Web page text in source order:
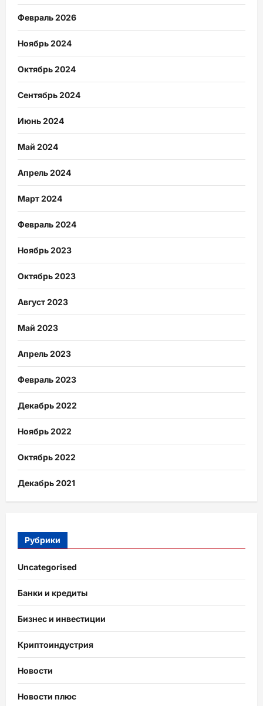
Февраль 2026
Ноябрь 2024
Октябрь 2024
Сентябрь 2024
Июнь 2024
Май 2024
Апрель 2024
Март 2024
Февраль 2024
Ноябрь 2023
Октябрь 2023
Август 2023
Май 2023
Апрель 2023
Февраль 2023
Декабрь 2022
Ноябрь 2022
Октябрь 2022
Декабрь 2021
Рубрики
Uncategorised
Банки и кредиты
Бизнес и инвестиции
Криптоиндустрия
Новости
Новости плюс